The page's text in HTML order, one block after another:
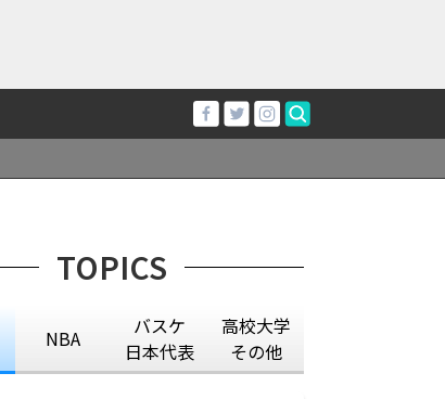
TOPICS
NBA
バスケ
日本代表
高校大学
その他